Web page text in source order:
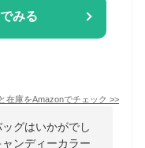
みる
在庫をAmazonでチェック >>
グはいかがでし
ンディーカラー